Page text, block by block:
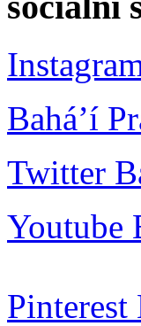
Bahá’í
Twitter
Youtube
Pinterest